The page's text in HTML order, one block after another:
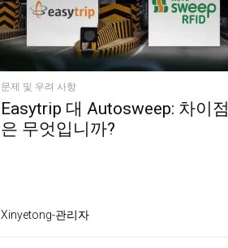
문제 및 우려 사항
Easytrip 대 Autosweep: 차이점
은 무엇입니까?
Xinyetong-관리자